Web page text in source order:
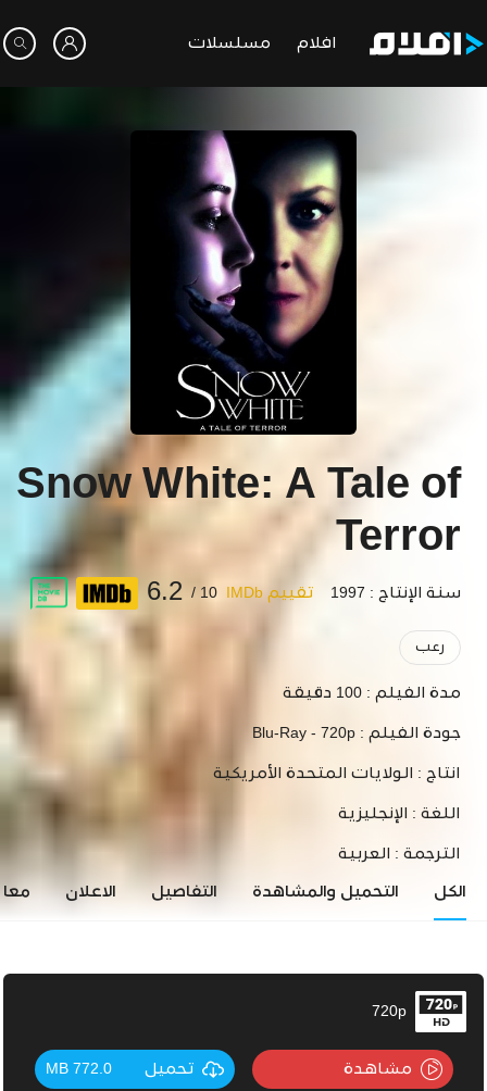
افلام مسلسلات
Snow White: A Tale of
Terror
سنة الإنتاج : 1997 تقييم IMDb 10 /
6.2
رعب
مدة الفيلم : 100 دقيقة
جودة الفيلم : Blu-Ray - 720p
انتاج : الولايات المتحدة الأمريكية
اللغة : الإنجليزية
الترجمة : العربية
الكل التحميل والمشاهدة التفاصيل الاعلان
720p
مشاهدة تحميل 772.0 MB